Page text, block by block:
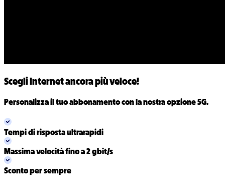
Scegli Internet ancora più veloce!
Personalizza il tuo abbonamento con la nostra opzione 5G.
Tempi di risposta ultrarapidi
Massima velocità fino a 2 gbit/s
Sconto per sempre